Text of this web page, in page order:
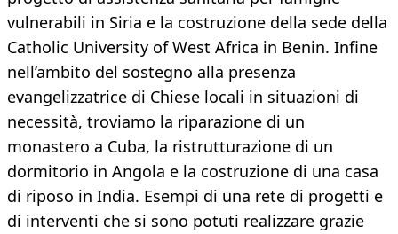
vulnerabili in Siria e la costruzione della sede della
Catholic University of West Africa in Benin. Infine
nell’ambito del sostegno alla presenza
evangelizzatrice di Chiese locali in situazioni di
necessità, troviamo la riparazione di un
monastero a Cuba, la ristrutturazione di un
dormitorio in Angola e la costruzione di una casa
di riposo in India. Esempi di una rete di progetti e
di interventi che si sono potuti realizzare grazie